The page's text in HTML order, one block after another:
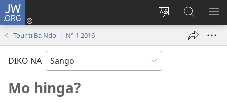
JW.ORG
Changé
connecté
fini
Gingo
aye
na
FA
Tour ti Ba Ndo | N° 1 2016
DIKO NA
Mo hinga?